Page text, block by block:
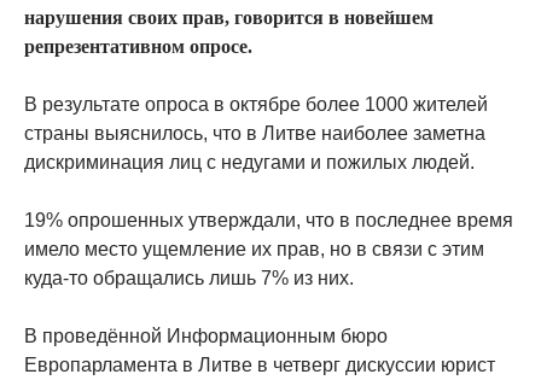
нарушения своих прав, говорится в новейшем
репрезентативном опросе.
В результате опроса в октябре более 1000 жителей
страны выяснилось, что в Литве наиболее заметна
дискриминация лиц с недугами и пожилых людей.
19% опрошенных утверждали, что в последнее время
имело место ущемление их прав, но в связи с этим
куда-то обращались лишь 7% из них.
В проведённой Информационным бюро
Европарламента в Литве в четверг дискуссии юрист